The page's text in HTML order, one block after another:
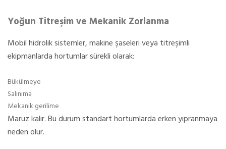
Yoğun Titreşim ve Mekanik Zorlanma
Mobil hidrolik sistemler, makine şaseleri veya titreşimli
ekipmanlarda hortumlar sürekli olarak:
Bükülmeye
Salınıma
Mekanik gerilime
Maruz kalır. Bu durum standart hortumlarda erken yıpranmaya
neden olur.